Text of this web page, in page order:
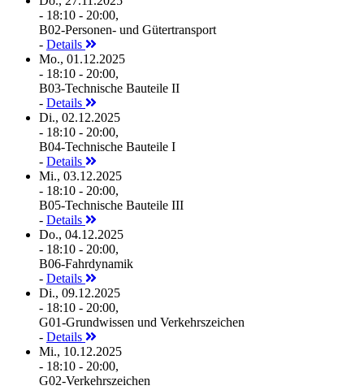
- 18:10 - 20:00,
B02-Personen- und Gütertransport
- Details
Mo., 01.12.2025
- 18:10 - 20:00,
B03-Technische Bauteile II
- Details
Di., 02.12.2025
- 18:10 - 20:00,
B04-Technische Bauteile I
- Details
Mi., 03.12.2025
- 18:10 - 20:00,
B05-Technische Bauteile III
- Details
Do., 04.12.2025
- 18:10 - 20:00,
B06-Fahrdynamik
- Details
Di., 09.12.2025
- 18:10 - 20:00,
G01-Grundwissen und Verkehrszeichen
- Details
Mi., 10.12.2025
- 18:10 - 20:00,
G02-Verkehrszeichen